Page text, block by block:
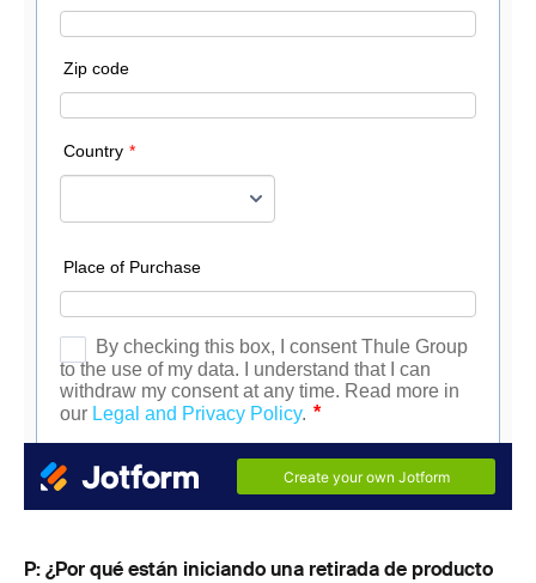
P: ¿Por qué están iniciando una retirada de producto